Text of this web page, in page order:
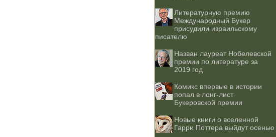
Литературную премию
Международный Букер
присудили израильскому
писателю
Назван лауреат Нобелевской
премии по литературе за
2019 год
Комикс впервые в истории
попал в лонг-лист
Букеровской премии
Новые книги о вселенной
Гарри Поттера выйдут осенью